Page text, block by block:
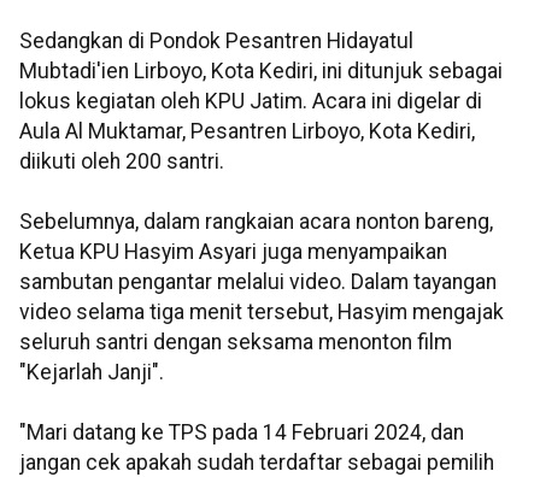
Sedangkan di Pondok Pesantren Hidayatul
Mubtadi'ien Lirboyo, Kota Kediri, ini ditunjuk sebagai
lokus kegiatan oleh KPU Jatim. Acara ini digelar di
Aula Al Muktamar, Pesantren Lirboyo, Kota Kediri,
diikuti oleh 200 santri.
Sebelumnya, dalam rangkaian acara nonton bareng,
Ketua KPU Hasyim Asyari juga menyampaikan
sambutan pengantar melalui video. Dalam tayangan
video selama tiga menit tersebut, Hasyim mengajak
seluruh santri dengan seksama menonton film
"Kejarlah Janji".
"Mari datang ke TPS pada 14 Februari 2024, dan
jangan cek apakah sudah terdaftar sebagai pemilih